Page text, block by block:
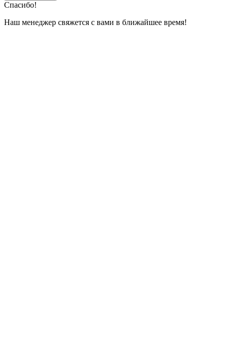
Спасибо!
Наш менеджер свяжется с вами в ближайшее время!